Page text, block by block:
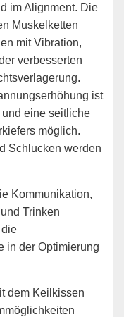
im Alignment. Die
Muskelketten
mit Vibration,
verbesserten
ist
eine seitliche
möglich.
Schlucken werden
Kommunikation,
Trinken
in der Optimierung
dem Keilkissen